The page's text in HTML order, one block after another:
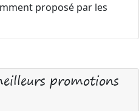
proposé par les
promotions